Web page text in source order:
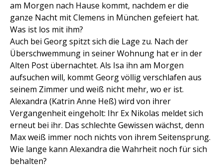
am Morgen nach Hause kommt, nachdem er die
ganze Nacht mit Clemens in München gefeiert hat.
Was ist los mit ihm?
Auch bei Georg spitzt sich die Lage zu. Nach der
Überschwemmung in seiner Wohnung hat er in der
Alten Post übernachtet. Als Isa ihn am Morgen
aufsuchen will, kommt Georg völlig verschlafen aus
seinem Zimmer und weiß nicht mehr, wo er ist.
Alexandra (Katrin Anne Heß) wird von ihrer
Vergangenheit eingeholt: Ihr Ex Nikolas meldet sich
erneut bei ihr. Das schlechte Gewissen wächst, denn
Max weiß immer noch nichts von ihrem Seitensprung.
Wie lange kann Alexandra die Wahrheit noch für sich
behalten?